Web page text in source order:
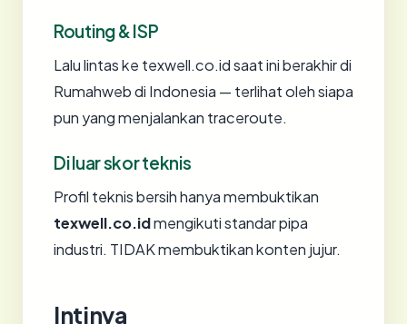
Routing & ISP
Lalu lintas ke texwell.co.id saat ini berakhir di
Rumahweb di Indonesia — terlihat oleh siapa
pun yang menjalankan traceroute.
Di luar skor teknis
Profil teknis bersih hanya membuktikan
texwell.co.idmengikuti standar pipa
industri. TIDAK membuktikan konten jujur.
Intinya